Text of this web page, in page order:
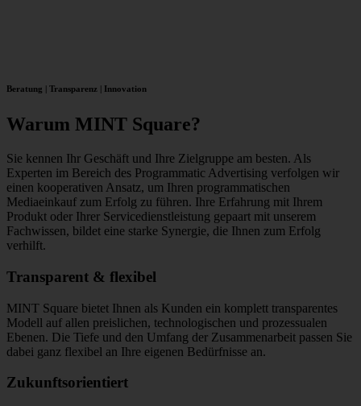
Beratung | Transparenz | Innovation
Warum MINT Square?
Sie kennen Ihr Geschäft und Ihre Zielgruppe am besten. Als
Experten im Bereich des Programmatic Advertising verfolgen wir
einen kooperativen Ansatz, um Ihren programmatischen
Mediaeinkauf zum Erfolg zu führen. Ihre Erfahrung mit Ihrem
Produkt oder Ihrer Servicedienstleistung gepaart mit unserem
Fachwissen, bildet eine starke Synergie, die Ihnen zum Erfolg
verhilft.
Transparent & flexibel
MINT Square bietet Ihnen als Kunden ein komplett transparentes
Modell auf allen preislichen, technologischen und prozessualen
Ebenen. Die Tiefe und den Umfang der Zusammenarbeit passen Sie
dabei ganz flexibel an Ihre eigenen Bedürfnisse an.
Zukunftsorientiert